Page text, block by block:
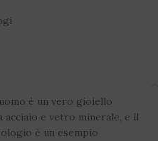
è un vero gioiello
acciaio e vetro minerale, e il
è un esempio